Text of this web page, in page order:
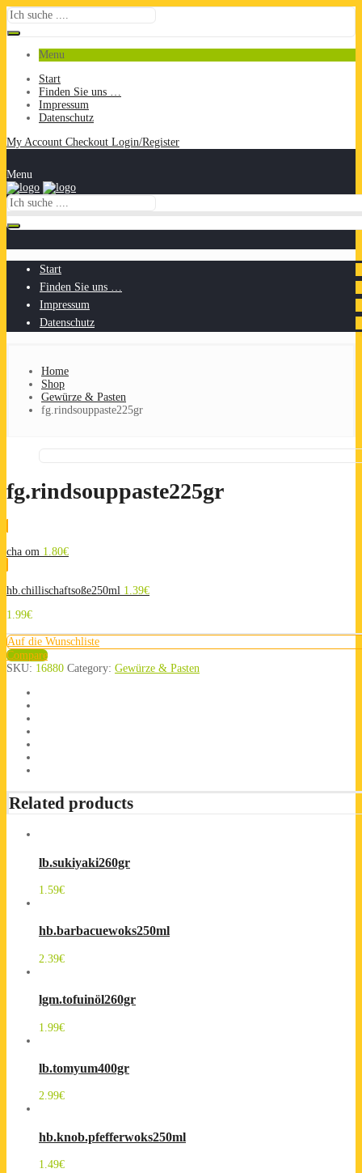
Menu
Start
Finden Sie uns …
Impressum
Datenschutz
My Account Checkout Login/Register
Menu
Start
Finden Sie uns …
Impressum
Datenschutz
Home
Shop
Gewürze & Pasten
fg.rindsouppaste225gr
fg.rindsouppaste225gr
cha om 1.80€
hb.chillischaftsoße250ml 1.39€
1.99€
Auf die Wunschliste
Compare
SKU: 16880 Category: Gewürze & Pasten
Related products
lb.sukiyaki260gr
1.59€
hb.barbacuewoks250ml
2.39€
lgm.tofuinöl260gr
1.99€
lb.tomyum400gr
2.99€
hb.knob.pfefferwoks250ml
1.49€